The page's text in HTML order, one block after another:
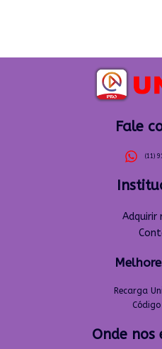
Fale
(11)
Adquirir
Recarga
Onde nos